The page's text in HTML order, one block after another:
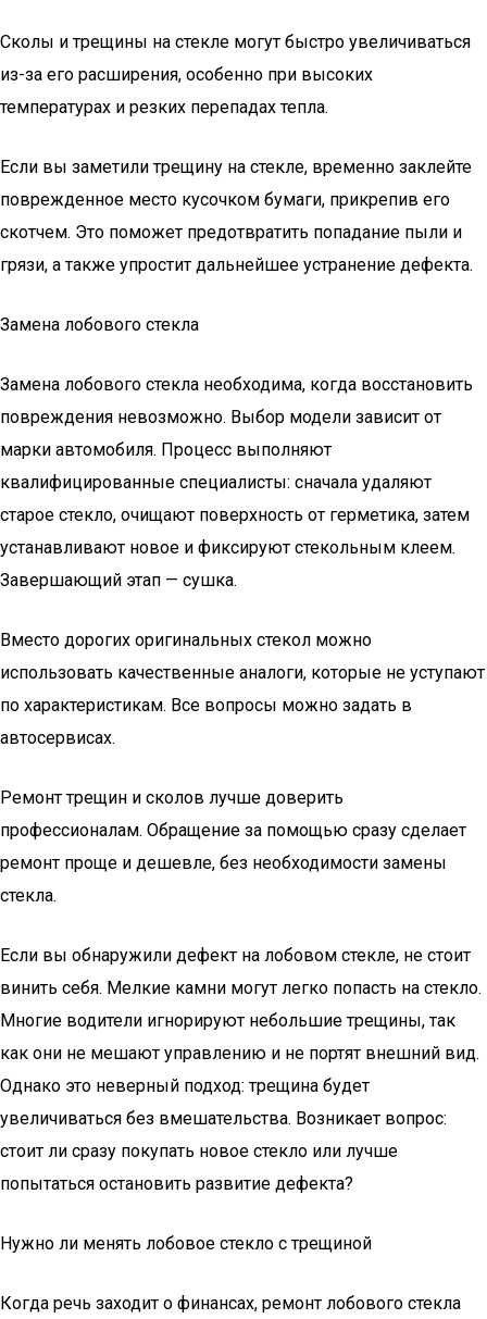
Сколы и трещины на стекле могут быстро увеличиваться
из-за его расширения, особенно при высоких
температурах и резких перепадах тепла.
Если вы заметили трещину на стекле, временно заклейте
поврежденное место кусочком бумаги, прикрепив его
скотчем. Это поможет предотвратить попадание пыли и
грязи, а также упростит дальнейшее устранение дефекта.
Замена лобового стекла
Замена лобового стекла необходима, когда восстановить
повреждения невозможно. Выбор модели зависит от
марки автомобиля. Процесс выполняют
квалифицированные специалисты: сначала удаляют
старое стекло, очищают поверхность от герметика, затем
устанавливают новое и фиксируют стекольным клеем.
Завершающий этап — сушка.
Вместо дорогих оригинальных стекол можно
использовать качественные аналоги, которые не уступают
по характеристикам. Все вопросы можно задать в
автосервисах.
Ремонт трещин и сколов лучше доверить
профессионалам. Обращение за помощью сразу сделает
ремонт проще и дешевле, без необходимости замены
стекла.
Если вы обнаружили дефект на лобовом стекле, не стоит
винить себя. Мелкие камни могут легко попасть на стекло.
Многие водители игнорируют небольшие трещины, так
как они не мешают управлению и не портят внешний вид.
Однако это неверный подход: трещина будет
увеличиваться без вмешательства. Возникает вопрос:
стоит ли сразу покупать новое стекло или лучше
попытаться остановить развитие дефекта?
Нужно ли менять лобовое стекло с трещиной
Когда речь заходит о финансах, ремонт лобового стекла